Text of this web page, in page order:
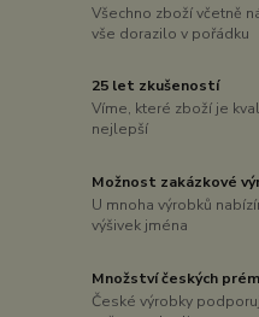
Všechno zboží včetně
vše dorazilo v pořádku
25 let zkušeností
Víme, které zboží je
nejlepší
Možnost zakázkové
U mnoha výrobků
výšivek jména
Množství českých
České výrobky